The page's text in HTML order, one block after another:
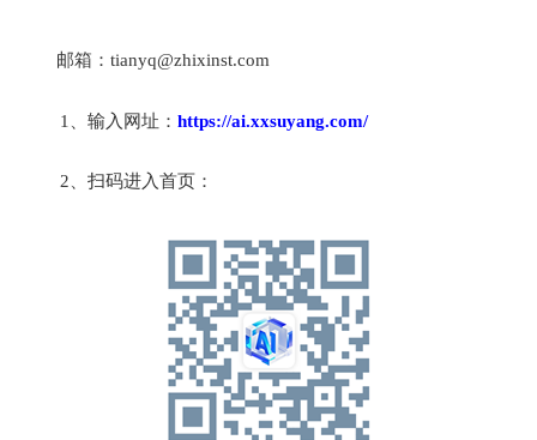
邮箱： tianyq@zhixinst.com
1 、输入网址：https://ai.xxsuyang.com/
2 、扫码进入首页：